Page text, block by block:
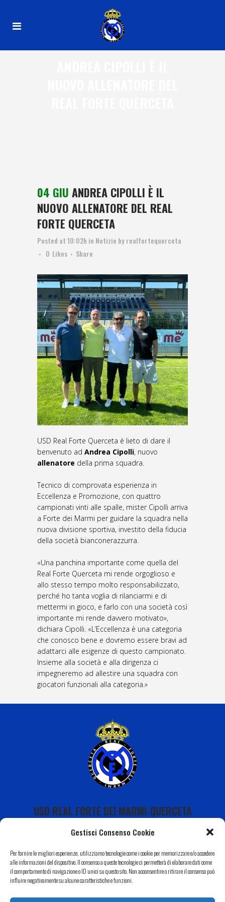
Gestisci Consenso Cookie
Per fornire le migliori esperienze, utilizziamo tecnologie come i cookie per memorizzare e/o accedere
alle informazioni del dispositivo. Il consenso a queste tecnologie ci permetterà di elaborare dati come
il comportamento di navigazione o ID unici su questo sito. Non acconsentire o ritirare il consenso può
influire negativamente su alcune caratteristiche e funzioni.
04 GIU ANDREA CIPOLLI È IL
NUOVO ALLENATORE DEL REAL
FORTE QUERCETA
Posted at 10:02h in Notizie byrealfortequerceta
0 Likes Share
USD Real Forte Querceta è lieto di dare il
benvenuto ad Andrea Cipolli, nuovo
allenatore della prima squadra.
Tecnico di comprovata esperienza in
Eccellenza e Promozione, con quattro
campionati vinti alle spalle, mister Cipolli arriva
a Forte dei Marmi per guidare la squadra nella
nuova divisione sportiva, investito della fiducia
della società bianconerazzurra.
«Una panchina importante come quella del
Real Forte Querceta mi rende orgoglioso e
allo stesso tempo molto responsabilizzato,
perché ho tanta voglia di rilanciarmi e di
mettermi in gioco, e farlo con una società così
importante mi rende davvero motivato»,
dichiara Cipolli. «L’Eccellenza è una categoria
che conosco bene e dovremo essere bravi ad
adattarci alle esigenze di questo campionato.
Insieme alla società e alla dirigenza ci
impegneremo ad allestire una squadra con
giocatori funzionali alla categoria.»
USD REAL FORTE DEI MARMI-QUERCETA
Calendario